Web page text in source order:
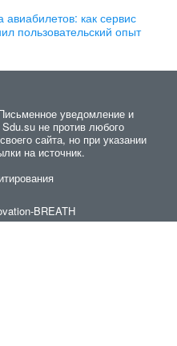
как сервис
пользовательский опыт
уведомление и
не против любого
сайта, но при указании
на источник.
BREATH